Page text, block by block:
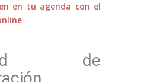
en tu agenda con el
.
de